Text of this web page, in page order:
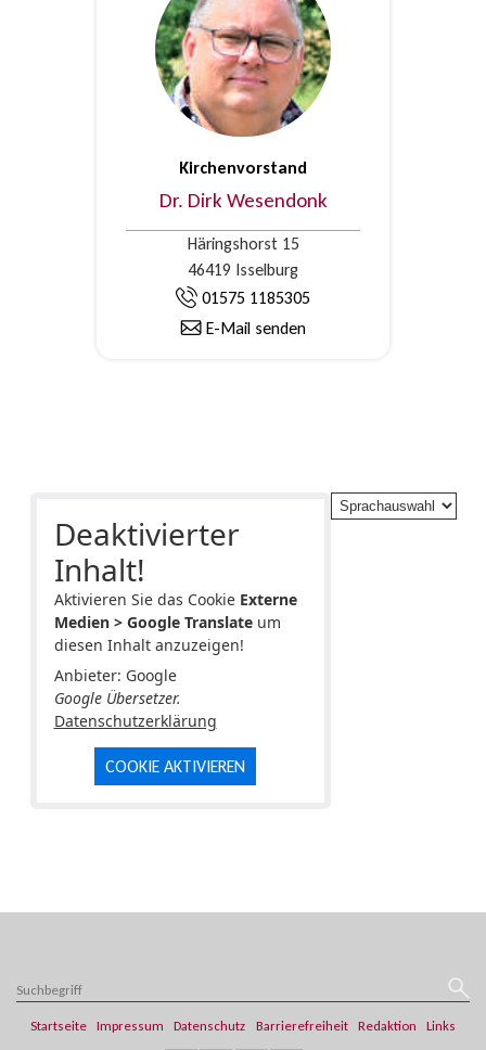
Kirchenvorstand
Dr. Dirk Wesendonk
Häringshorst 15
46419 Isselburg
01575 1185305
E-Mail senden
Deaktivierter
Inhalt!
Aktivieren Sie das Cookie Externe
Medien > Google Translateum
diesen Inhalt anzuzeigen!
Anbieter: Google
Google Übersetzer.
Datenschutzerklärung
COOKIE AKTIVIEREN
Startseite Impressum Datenschutz Barrierefreiheit Redaktion Links